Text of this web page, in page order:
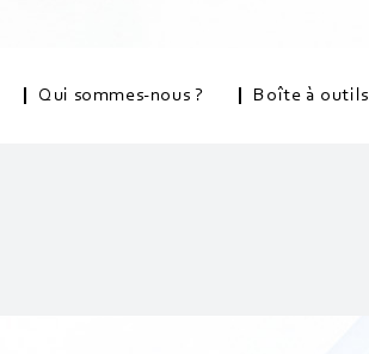
Qui sommes-nous ? Boîte à outils